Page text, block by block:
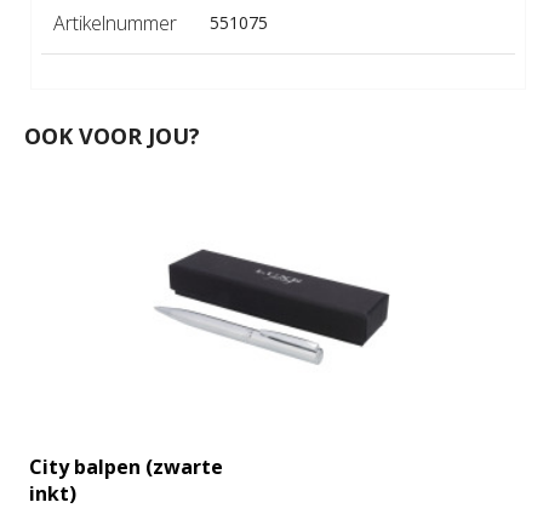
Artikelnummer 551075
OOK VOOR JOU?
City balpen (zwarte
inkt)